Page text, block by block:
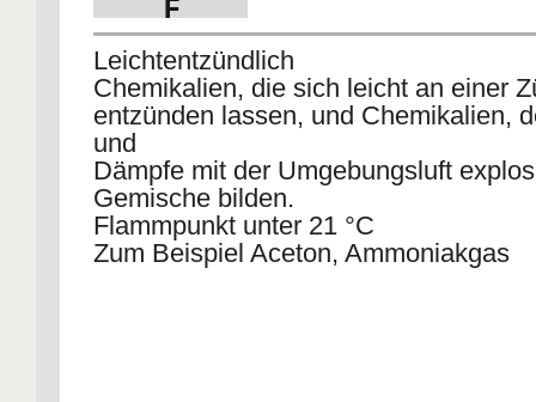
Leichtentzündlich
Chemikalien, die sich leicht an einer
entzünden lassen, und Chemikalien,
und
Dämpfe mit der Umgebungsluft
Gemische bilden.
Flammpunkt unter 21 °C
Zum Beispiel Aceton, Ammoniakgas